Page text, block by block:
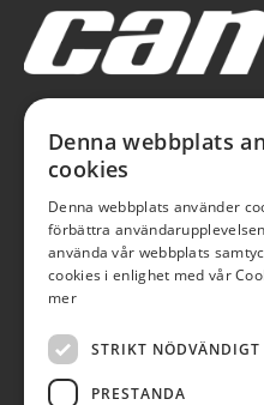
Denna webbplats
cookies
Denna webbplats använder
förbättra
använda vår webbplats
cookies i enlighet med vår
mer
STRIKT NÖDVÄNDIGT
PRESTANDA